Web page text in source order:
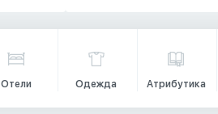
Отели Одежда Атрибутика